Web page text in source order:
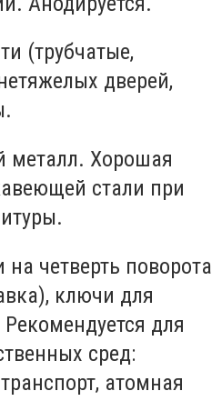
(трубчатые,
дверей,
металл. Хорошая
стали при
четверть поворота
ключи для
для
сред:
атомная